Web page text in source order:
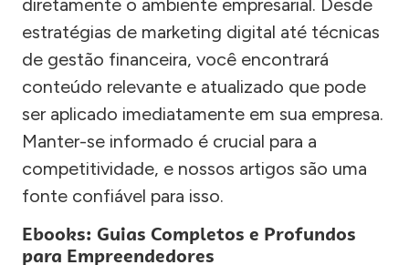
diretamente o ambiente empresarial. Desde
estratégias de marketing digital até técnicas
de gestão financeira, você encontrará
conteúdo relevante e atualizado que pode
ser aplicado imediatamente em sua empresa.
Manter-se informado é crucial para a
competitividade, e nossos artigos são uma
fonte confiável para isso.
Ebooks: Guias Completos e Profundos
para Empreendedores